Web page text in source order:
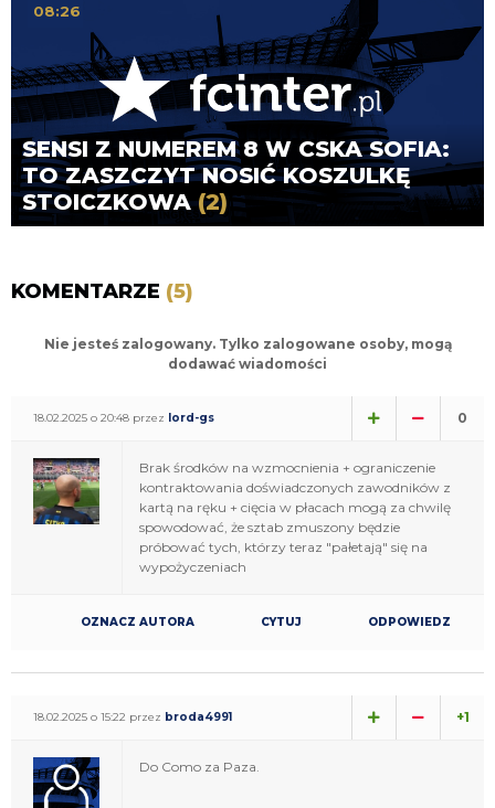
SENSI Z NUMEREM 8 W CSKA SOFIA:
TO ZASZCZYT NOSIĆ KOSZULKĘ
STOICZKOWA(2)
08:26
KOMENTARZE (5)
Nie jesteś zalogowany. Tylko zalogowane osoby, mogą
dodawać wiadomości
18.02.2025 o 20:48 przez lord-gs 0
Brak środków na wzmocnienia + ograniczenie
kontraktowania doświadczonych zawodników z
kartą na ręku + cięcia w płacach mogą za chwilę
spowodować, że sztab zmuszony będzie
próbować tych, którzy teraz "pałetają" się na
wypożyczeniach
OZNACZ AUTORA CYTUJ ODPOWIEDZ
18.02.2025 o 15:22 przez broda4991 +1
Do Como za Paza.